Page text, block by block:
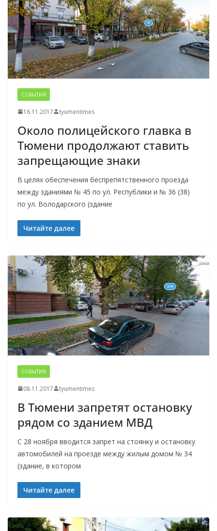
СОБЫТИЯ
16.11.2017 tyumentimes
Около полицейского главка в
Тюмени продолжают ставить
запрещающие знаки
В целях обеспечения беспрепятственного проезда
между зданиями № 45 по ул. Республики и № 36 (38)
по ул. Володарского (здание
Читайте далее
СОБЫТИЯ
08.11.2017 tyumentimes
В Тюмени запретят остановку
рядом со зданием МВД
С 28 ноября вводится запрет на стоянку и остановку
автомобилей на проезде между жилым домом № 34
(здание, в котором
Читайте далее